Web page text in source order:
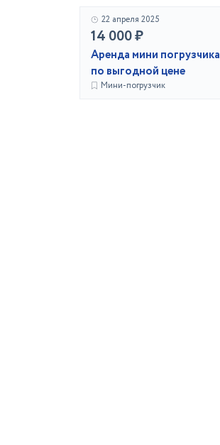
22 апреля 2025
14 000 ₽
Аренда мини погрузчика
по выгодной цене
Мини-погрузчик